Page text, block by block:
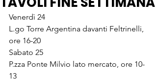
Venerdì 24
L.go Torre Argentina davanti Feltrinelli,
ore 16-20
Sabato 25
P.zza Ponte Milvio lato mercato, ore 10-
13